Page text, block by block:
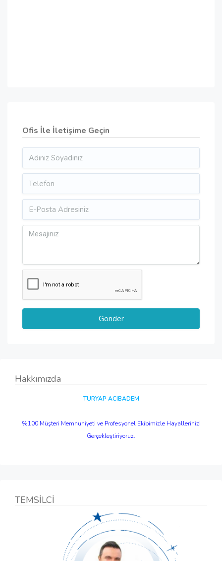
Ofis İle İletişime Geçin
Hakkımızda
TURYAP ACIBADEM
%100 Müşteri Memnuniyeti ve Profesyonel Ekibimizle Hayallerinizi
Gerçekleştiriyoruz.
TEMSİLCİ